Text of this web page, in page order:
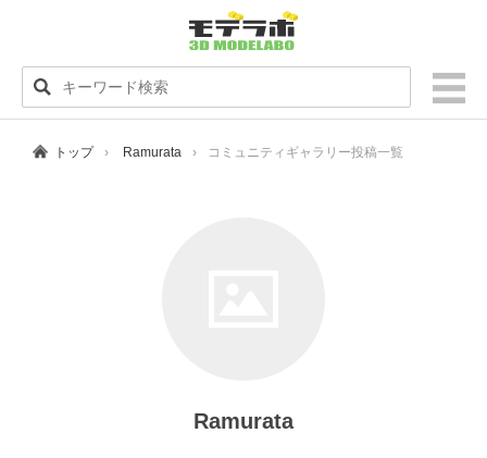
トップ Ramurata コミュニティギャラリー投稿一覧
Ramurata